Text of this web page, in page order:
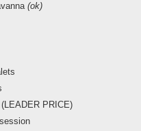
(ok)
PRICE)